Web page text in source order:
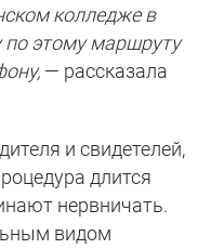
колледже в
по этому маршруту
— рассказала
и свидетелей,
длится
нервничать.
видом